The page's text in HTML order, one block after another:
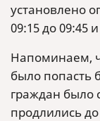
установлено
09:15 до 09:45
Напоминаем,
было попасть
граждан было
продлились